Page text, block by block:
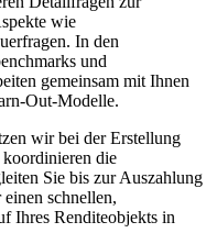
wie
In den
und
gemeinsam mit Ihnen
Out-Modelle.
wir bei der Erstellung
die
Sie bis zur Auszahlung
schnellen,
Ihres Renditeobjekts in